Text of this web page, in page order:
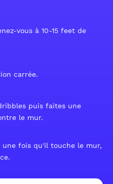
vous à 10-15 feet de
carrée.
puis faites une
le mur.
une fois qu'il touche le mur,